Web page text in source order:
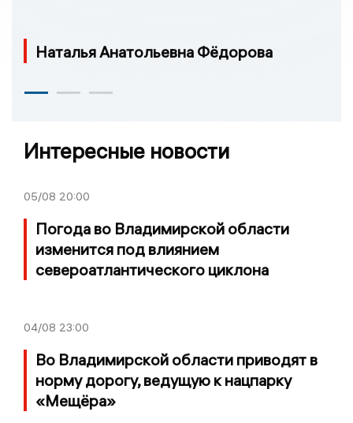
Наталья Анатольевна Фёдорова
Интересные новости
05/08 20:00
Погода во Владимирской области
изменится под влиянием
североатлантического циклона
04/08 23:00
Во Владимирской области приводят в
норму дорогу, ведущую к нацпарку
«Мещёра»